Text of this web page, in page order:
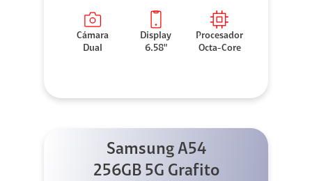
Cámara
Dual
Display
6.58"
Procesador
Octa-Core
Samsung A54
256GB 5G Grafito